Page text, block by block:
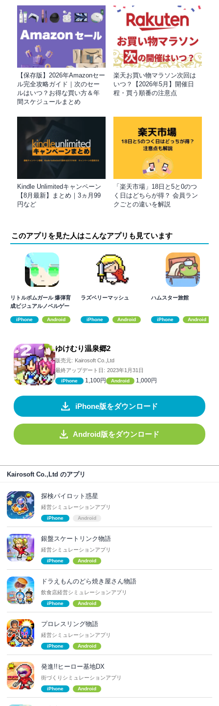
【保存版】2026年Amazonセー
ル完全攻略ガイド｜次のセー
ルはいつ？お得な買い方＆年
間スケジュールまとめ
楽天お買い物マラソン次回は
いつ？【2026年5月】開催日
程・買う順番の注意点
Kindle Unlimitedキャンペーン
【8月最新】まとめ｜3ヵ月99
円など
「楽天市場」18日と5と0のつ
く日はどちらが得？ 会員ラン
クごとの違いを解説
このアプリを見た人はこんなアプリも見ています
リトルボムガール 爆弾育
成ビジュアルノベルゲー
iPhone Android
ラズベリーマッシュ
iPhone Android
ハムスター旅館
iPhone Android
ゆけむり温泉郷2
販売元: Kairosoft Co.,Ltd
最終アップデート日: 2023年1月31日
iPhone 1,100円 Android 1,000円
iPhone版をダウンロード
Android版をダウンロード
Kairosoft Co.,Ltd のアプリ
探検パイロット惑星
経営シミュレーションアプリ
iPhone Android
銀盤スケートリンク物語
経営シミュレーションアプリ
iPhone Android
ドラえもんのどら焼き屋さん物語
飲食店経営シミュレーションアプリ
iPhone Android
プロレスリング物語
経営シミュレーションアプリ
iPhone Android
発進!!ヒーロー基地DX
街づくりシミュレーションアプリ
iPhone Android